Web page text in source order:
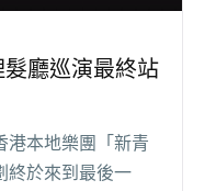
廳巡演最終站
港本地樂團「新青
終於來到最後一